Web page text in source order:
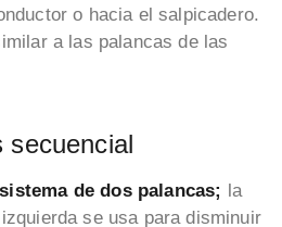
o hacia el salpicadero.
a las palancas de las
secuencial
de dos palancas; la
se usa para disminuir